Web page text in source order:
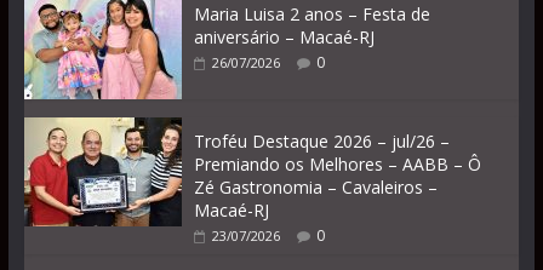
Maria Luisa 2 anos – Festa de
aniversário – Macaé-RJ
26/07/2026 0
Troféu Destaque 2026 – jul/26 –
Premiando os Melhores – AABB – Ô
Zé Gastronomia – Cavaleiros –
Macaé-RJ
23/07/2026 0